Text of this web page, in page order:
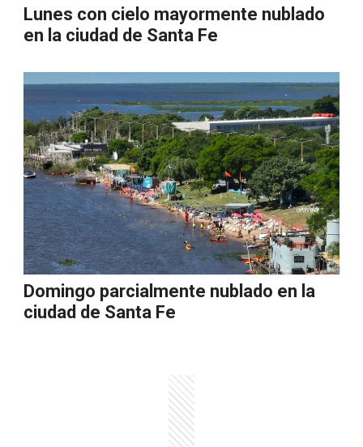
Lunes con cielo mayormente nublado
en la ciudad de Santa Fe
Domingo parcialmente nublado en la
ciudad de Santa Fe